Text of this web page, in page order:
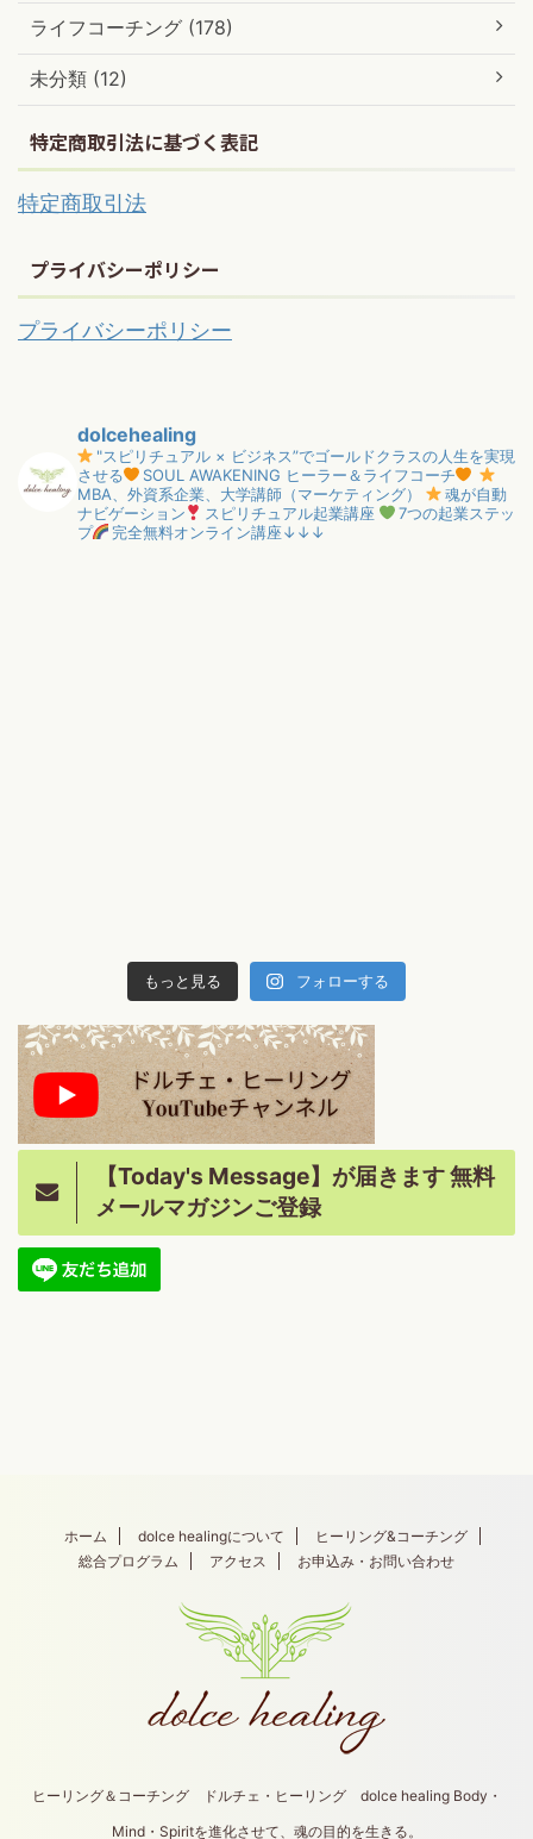
ライフコーチング (178)
未分類 (12)
特定商取引法に基づく表記
特定商取引法
プライバシーポリシー
プライバシーポリシー
dolcehealing
"スピリチュアル × ビジネス”でゴールドクラスの人生を実現
させる
SOUL AWAKENING ヒーラー＆ライフコーチ
MBA、外資系企業、大学講師（マーケティング）
魂が自動
ナビゲーション
スピリチュアル起業講座
7つの起業ステッ
プ
完全無料オンライン講座↓↓↓
もっと見る フォローする
【Today's Message】が届きます 無料
メールマガジンご登録
ホーム dolce healingについて
ヒーリング&コーチング
総合プログラム
アクセス お申込み・お問い合わせ
ヒーリング＆コーチング ドルチェ・ヒーリング dolce healing Body・
Mind・Spiritを進化させて、魂の目的を生きる。